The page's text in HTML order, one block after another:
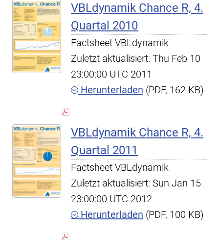
VBLdynamik Chance R, 4.
Quartal 2010
Factsheet VBLdynamik
Zuletzt aktualisiert: Thu Feb 10
23:00:00 UTC 2011
Herunterladen (PDF, 162 KB)
VBLdynamik Chance R, 4.
Quartal 2011
Factsheet VBLdynamik
Zuletzt aktualisiert: Sun Jan 15
23:00:00 UTC 2012
Herunterladen (PDF, 100 KB)